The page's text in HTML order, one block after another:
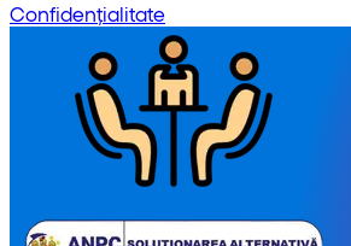
Confidențialitate